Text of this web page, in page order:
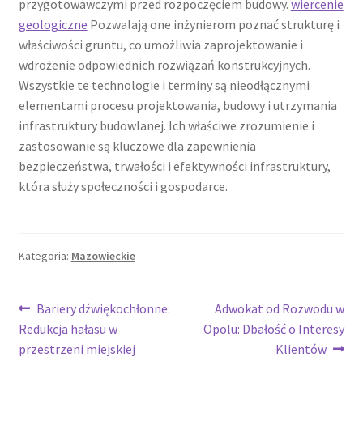
przygotowawczymi przed rozpoczęciem budowy. wiercenie
geologiczne Pozwalają one inżynierom poznać strukturę i
właściwości gruntu, co umożliwia zaprojektowanie i
wdrożenie odpowiednich rozwiązań konstrukcyjnych.
Wszystkie te technologie i terminy są nieodłącznymi
elementami procesu projektowania, budowy i utrzymania
infrastruktury budowlanej. Ich właściwe zrozumienie i
zastosowanie są kluczowe dla zapewnienia
bezpieczeństwa, trwałości i efektywności infrastruktury,
która służy społeczności i gospodarce.
Kategoria: Mazowieckie
Nawigacja
wpisu
Poprzedni
wpis:
Bariery dźwiękochłonne:
Redukcja hałasu w
przestrzeni miejskiej
Następny
wpis:
Adwokat od Rozwodu w
Opolu: Dbałość o Interesy
Klientów